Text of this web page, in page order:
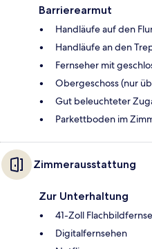
Barrierearmut
Handläufe auf den
Handläufe an den
Fernseher mit
Obergeschoss (nur
Gut beleuchteter
Parkettboden im
Zimmerausstattung
Zur Unterhaltung
41-Zoll
Digitalfernsehen